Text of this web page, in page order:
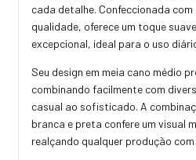
cada detalhe. Confeccionada
qualidade, oferece um toque
excepcional, ideal para o uso
Seu design em meia cano médio
combinando facilmente com
casual ao sofisticado. A
branca e preta confere um visual
realçando qualquer produção